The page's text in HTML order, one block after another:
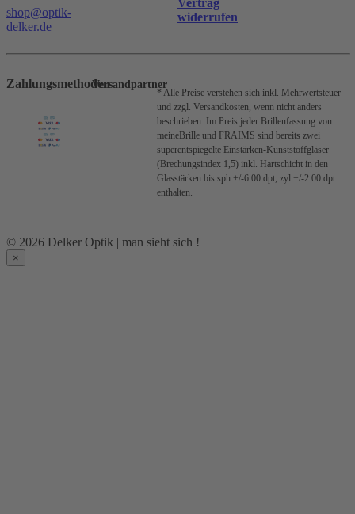
shop@optik-
delker.de
Vertrag
widerrufen
ZahlungsmethodenVersandpartner
* Alle Preise verstehen sich inkl. Mehrwertsteuer
und zzgl. Versandkosten, wenn nicht anders
beschrieben. Im Preis jeder Brillenfassung von
meineBrille und FRAIMS sind bereits zwei
superentspiegelte Einstärken-Kunststoffgläser
(Brechungsindex 1,5) inkl. Hartschicht in den
Glasstärken bis sph +/-6.00 dpt, zyl +/-2.00 dpt
enthalten.
© 2026 Delker Optik | man sieht sich !
×